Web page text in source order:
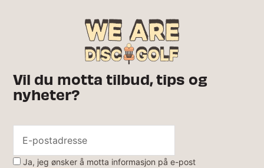
Vil du motta tilbud, tips og
nyheter?
Ja, jeg ønsker å motta informasjon på e-post